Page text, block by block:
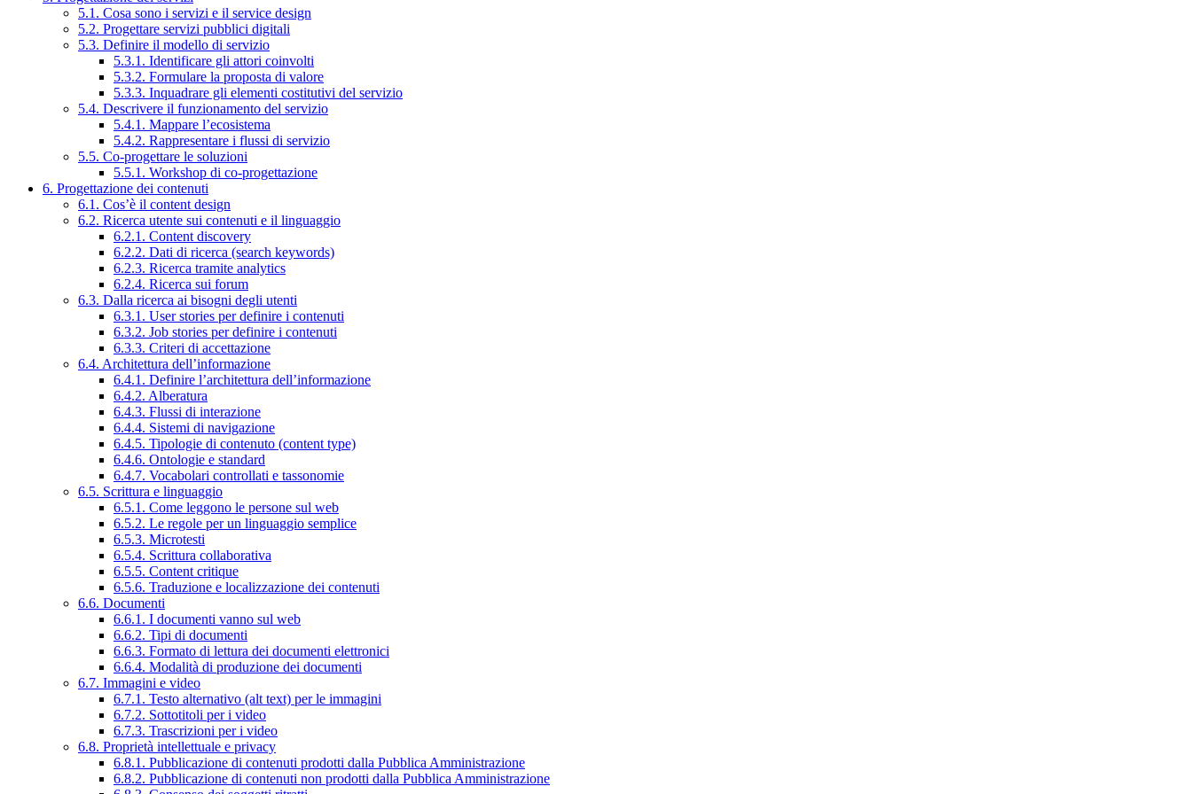
5.1. Cosa sono i servizi e il service design
5.2. Progettare servizi pubblici digitali
5.3. Definire il modello di servizio
5.3.1. Identificare gli attori coinvolti
5.3.2. Formulare la proposta di valore
5.3.3. Inquadrare gli elementi costitutivi del servizio
5.4. Descrivere il funzionamento del servizio
5.4.1. Mappare l’ecosistema
5.4.2. Rappresentare i flussi di servizio
5.5. Co-progettare le soluzioni
5.5.1. Workshop di co-progettazione
6. Progettazione dei contenuti
6.1. Cos’è il content design
6.2. Ricerca utente sui contenuti e il linguaggio
6.2.1. Content discovery
6.2.2. Dati di ricerca (search keywords)
6.2.3. Ricerca tramite analytics
6.2.4. Ricerca sui forum
6.3. Dalla ricerca ai bisogni degli utenti
6.3.1. User stories per definire i contenuti
6.3.2. Job stories per definire i contenuti
6.3.3. Criteri di accettazione
6.4. Architettura dell’informazione
6.4.1. Definire l’architettura dell’informazione
6.4.2. Alberatura
6.4.3. Flussi di interazione
6.4.4. Sistemi di navigazione
6.4.5. Tipologie di contenuto (content type)
6.4.6. Ontologie e standard
6.4.7. Vocabolari controllati e tassonomie
6.5. Scrittura e linguaggio
6.5.1. Come leggono le persone sul web
6.5.2. Le regole per un linguaggio semplice
6.5.3. Microtesti
6.5.4. Scrittura collaborativa
6.5.5. Content critique
6.5.6. Traduzione e localizzazione dei contenuti
6.6. Documenti
6.6.1. I documenti vanno sul web
6.6.2. Tipi di documenti
6.6.3. Formato di lettura dei documenti elettronici
6.6.4. Modalità di produzione dei documenti
6.7. Immagini e video
6.7.1. Testo alternativo (alt text) per le immagini
6.7.2. Sottotitoli per i video
6.7.3. Trascrizioni per i video
6.8. Proprietà intellettuale e privacy
6.8.1. Pubblicazione di contenuti prodotti dalla Pubblica Amministrazione
6.8.2. Pubblicazione di contenuti non prodotti dalla Pubblica Amministrazione